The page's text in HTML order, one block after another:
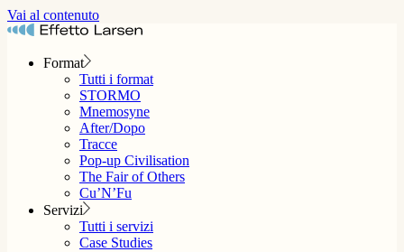
Vai al contenuto
Format
Tutti i format
STORMO
Mnemosyne
After/Dopo
Tracce
Pop-up Civilisation
The Fair of Others
Cu’N’Fu
Servizi
Tutti i servizi
Case Studies